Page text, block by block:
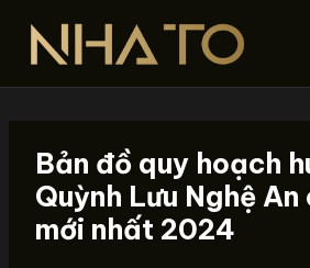
dung
Bản đồ quy hoạch
Quỳnh Lưu Nghệ
mới nhất 2024